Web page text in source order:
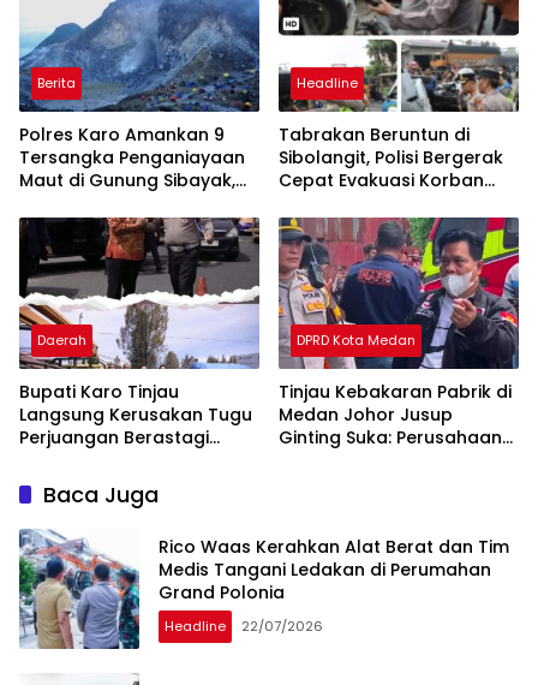
Berita
Polres Karo Amankan 9
Tersangka Penganiayaan
Maut di Gunung Sibayak,
Wisata Daerah Tetap
Aman dan Kondusif
Headline
Tabrakan Beruntun di
Sibolangit, Polisi Bergerak
Cepat Evakuasi Korban
Lintas
Daerah
Bupati Karo Tinjau
Langsung Kerusakan Tugu
Perjuangan Berastagi
DPRD Kota Medan
Tinjau Kebakaran Pabrik di
Medan Johor Jusup
Ginting Suka: Perusahaan
Baca Juga
Rico Waas Kerahkan Alat Berat dan Tim
Medis Tangani Ledakan di Perumahan
Grand Polonia
Headline 22/07/2026